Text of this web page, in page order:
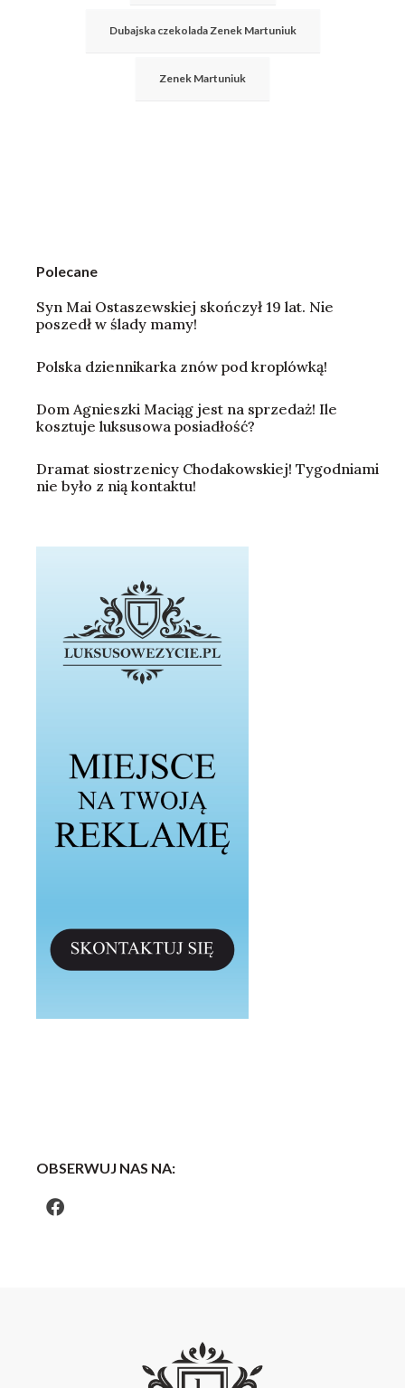
Dubajska czekolada Zenek Martuniuk
Zenek Martuniuk
Polecane
Syn Mai Ostaszewskiej skończył 19 lat. Nie
poszedł w ślady mamy!
Polska dziennikarka znów pod kroplówką!
Dom Agnieszki Maciąg jest na sprzedaż! Ile
kosztuje luksusowa posiadłość?
Dramat siostrzenicy Chodakowskiej! Tygodniami
nie było z nią kontaktu!
OBSERWUJ NAS NA: